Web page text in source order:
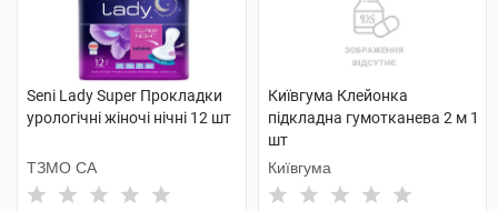
Seni Lady Super Прокладки
урологічні жіночі нічні 12 шт
ТЗМО СА
Київгума Клейонка
підкладна гумотканева 2 м 1
шт
Київгума